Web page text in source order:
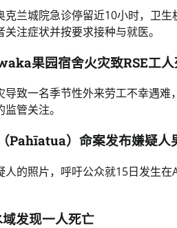
克兰城院急诊停留近10小时，卫
注症状并按要求接种与就医。
果园宿舍火灾致RSE工
导致一名季节性外来劳工不幸遇
管关注。
Pahīatua）命案发布嫌疑人
人的照片，呼吁公众就15日发生
发现一人死亡